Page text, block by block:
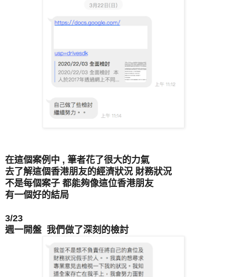
在這個案例中 , 筆者花了很大的力氣
去了解這個香港朋友的經濟狀況 財務狀況
不是每個案子 都能夠像這位香港朋友
有一個好的結局
3/23
週一開盤 我們做了深刻的檢討